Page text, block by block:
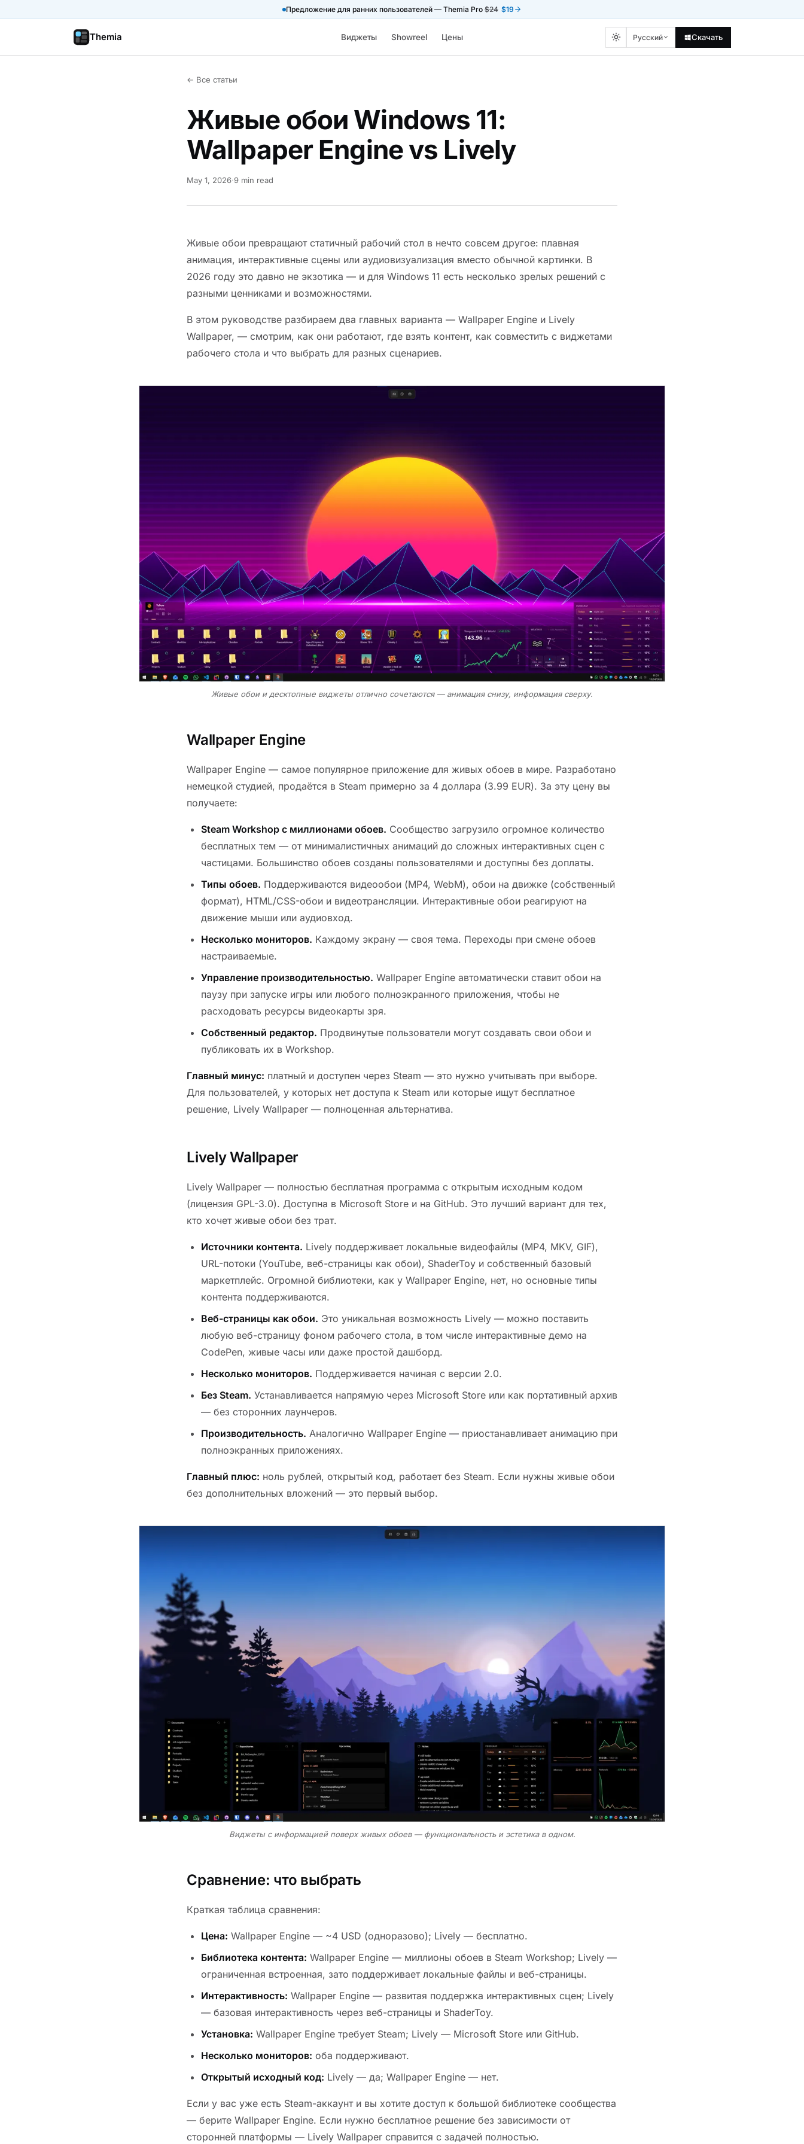
Предложение для ранних пользователей — Themia Pro $24 $19
Themia Виджеты Showreel Цены Русский Скачать
← Все статьи
Живые обои Windows 11:
Wallpaper Engine vs Lively
May 1, 2026·9 min read
Живые обои превращают статичный рабочий стол в нечто совсем другое: плавная
анимация, интерактивные сцены или аудиовизуализация вместо обычной картинки. В
2026 году это давно не экзотика — и для Windows 11 есть несколько зрелых решений с
разными ценниками и возможностями.
В этом руководстве разбираем два главных варианта — Wallpaper Engine и Lively
Wallpaper, — смотрим, как они работают, где взять контент, как совместить с виджетами
рабочего стола и что выбрать для разных сценариев.
Живые обои и десктопные виджеты отлично сочетаются — анимация снизу, информация сверху.
Wallpaper Engine
Wallpaper Engine — самое популярное приложение для живых обоев в мире. Разработано
немецкой студией, продаётся в Steam примерно за 4 доллара (3.99 EUR). За эту цену вы
получаете:
Steam Workshop с миллионами обоев. Сообщество загрузило огромное количество
бесплатных тем — от минималистичных анимаций до сложных интерактивных сцен с
частицами. Большинство обоев созданы пользователями и доступны без доплаты.
Типы обоев. Поддерживаются видеообои (MP4, WebM), обои на движке (собственный
формат), HTML/CSS-обои и видеотрансляции. Интерактивные обои реагируют на
движение мыши или аудиовход.
Несколько мониторов. Каждому экрану — своя тема. Переходы при смене обоев
настраиваемые.
Управление производительностью. Wallpaper Engine автоматически ставит обои на
паузу при запуске игры или любого полноэкранного приложения, чтобы не
расходовать ресурсы видеокарты зря.
Собственный редактор. Продвинутые пользователи могут создавать свои обои и
публиковать их в Workshop.
Главный минус: платный и доступен через Steam — это нужно учитывать при выборе.
Для пользователей, у которых нет доступа к Steam или которые ищут бесплатное
решение, Lively Wallpaper — полноценная альтернатива.
Lively Wallpaper
Lively Wallpaper — полностью бесплатная программа с открытым исходным кодом
(лицензия GPL-3.0). Доступна в Microsoft Store и на GitHub. Это лучший вариант для тех,
кто хочет живые обои без трат.
Источники контента. Lively поддерживает локальные видеофайлы (MP4, MKV, GIF),
URL-потоки (YouTube, веб-страницы как обои), ShaderToy и собственный базовый
маркетплейс. Огромной библиотеки, как у Wallpaper Engine, нет, но основные типы
контента поддерживаются.
Веб-страницы как обои. Это уникальная возможность Lively — можно поставить
любую веб-страницу фоном рабочего стола, в том числе интерактивные демо на
CodePen, живые часы или даже простой дашборд.
Несколько мониторов. Поддерживается начиная с версии 2.0.
Без Steam. Устанавливается напрямую через Microsoft Store или как портативный архив
— без сторонних лаунчеров.
Производительность. Аналогично Wallpaper Engine — приостанавливает анимацию при
полноэкранных приложениях.
Главный плюс: ноль рублей, открытый код, работает без Steam. Если нужны живые обои
без дополнительных вложений — это первый выбор.
Виджеты с информацией поверх живых обоев — функциональность и эстетика в одном.
Сравнение: что выбрать
Краткая таблица сравнения:
Цена: Wallpaper Engine — ~4 USD (одноразово); Lively — бесплатно.
Библиотека контента: Wallpaper Engine — миллионы обоев в Steam Workshop; Lively —
ограниченная встроенная, зато поддерживает локальные файлы и веб-страницы.
Интерактивность: Wallpaper Engine — развитая поддержка интерактивных сцен; Lively
— базовая интерактивность через веб-страницы и ShaderToy.
Установка: Wallpaper Engine требует Steam; Lively — Microsoft Store или GitHub.
Несколько мониторов: оба поддерживают.
Открытый исходный код: Lively — да; Wallpaper Engine — нет.
Если у вас уже есть Steam-аккаунт и вы хотите доступ к большой библиотеке сообщества
— берите Wallpaper Engine. Если нужно бесплатное решение без зависимости от
сторонней платформы — Lively Wallpaper справится с задачей полностью.